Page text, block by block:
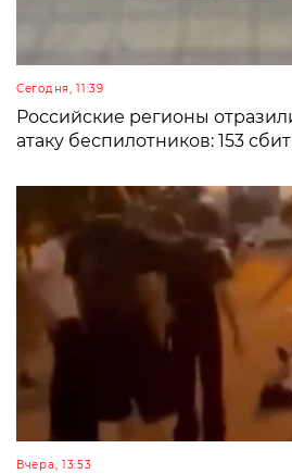
Сегодня, 11:39
Российские регионы
атаку беспилотников: 153
Вчера, 13:53